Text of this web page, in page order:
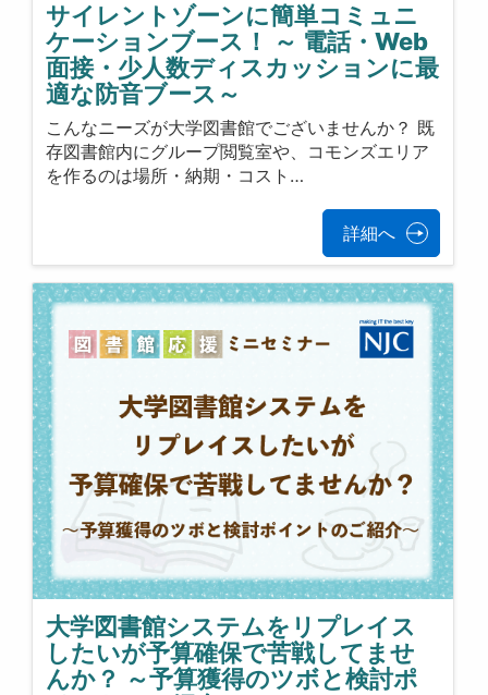
サイレントゾーンに簡単コミュニ
ケーションブース！ ～ 電話・Web
面接・少人数ディスカッションに最
適な防音ブース～
こんなニーズが大学図書館でございませんか？ 既
存図書館内にグループ閲覧室や、コモンズエリア
を作るのは場所・納期・コスト…
詳細へ
大学図書館システムをリプレイス
したいが予算確保で苦戦してませ
んか？ ～予算獲得のツボと検討ポ